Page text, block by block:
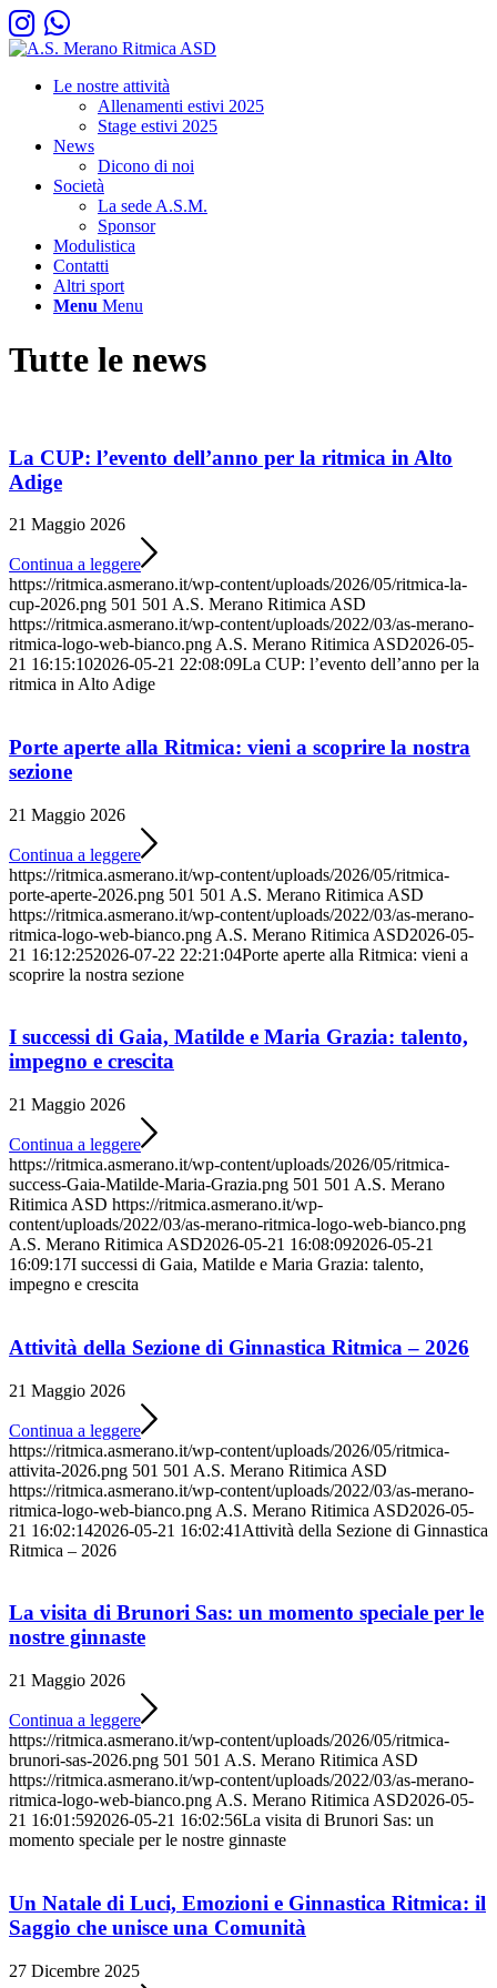
Le nostre attività
Allenamenti estivi 2025
Stage estivi 2025
News
Dicono di noi
Società
La sede A.S.M.
Sponsor
Modulistica
Contatti
Altri sport
Menu Menu
Tutte le news
La CUP: l’evento dell’anno per la ritmica in Alto
Adige
21 Maggio 2026
Continua a leggere
https://ritmica.asmerano.it/wp-content/uploads/2026/05/ritmica-la-
cup-2026.png 501 501 A.S. Merano Ritimica ASD
https://ritmica.asmerano.it/wp-content/uploads/2022/03/as-merano-
ritmica-logo-web-bianco.png A.S. Merano Ritimica ASD2026-05-
21 16:15:102026-05-21 22:08:09La CUP: l’evento dell’anno per la
ritmica in Alto Adige
Porte aperte alla Ritmica: vieni a scoprire la nostra
sezione
21 Maggio 2026
Continua a leggere
https://ritmica.asmerano.it/wp-content/uploads/2026/05/ritmica-
porte-aperte-2026.png 501 501 A.S. Merano Ritimica ASD
https://ritmica.asmerano.it/wp-content/uploads/2022/03/as-merano-
ritmica-logo-web-bianco.png A.S. Merano Ritimica ASD2026-05-
21 16:12:252026-07-22 22:21:04Porte aperte alla Ritmica: vieni a
scoprire la nostra sezione
I successi di Gaia, Matilde e Maria Grazia: talento,
impegno e crescita
21 Maggio 2026
Continua a leggere
https://ritmica.asmerano.it/wp-content/uploads/2026/05/ritmica-
success-Gaia-Matilde-Maria-Grazia.png 501 501 A.S. Merano
Ritimica ASD https://ritmica.asmerano.it/wp-
content/uploads/2022/03/as-merano-ritmica-logo-web-bianco.png
A.S. Merano Ritimica ASD2026-05-21 16:08:092026-05-21
16:09:17I successi di Gaia, Matilde e Maria Grazia: talento,
impegno e crescita
Attività della Sezione di Ginnastica Ritmica – 2026
21 Maggio 2026
Continua a leggere
https://ritmica.asmerano.it/wp-content/uploads/2026/05/ritmica-
attivita-2026.png 501 501 A.S. Merano Ritimica ASD
https://ritmica.asmerano.it/wp-content/uploads/2022/03/as-merano-
ritmica-logo-web-bianco.png A.S. Merano Ritimica ASD2026-05-
21 16:02:142026-05-21 16:02:41 Attività della Sezione di Ginnastica
Ritmica – 2026
La visita di Brunori Sas: un momento speciale per le
nostre ginnaste
21 Maggio 2026
Continua a leggere
https://ritmica.asmerano.it/wp-content/uploads/2026/05/ritmica-
brunori-sas-2026.png 501 501 A.S. Merano Ritimica ASD
https://ritmica.asmerano.it/wp-content/uploads/2022/03/as-merano-
ritmica-logo-web-bianco.png A.S. Merano Ritimica ASD2026-05-
21 16:01:592026-05-21 16:02:56La visita di Brunori Sas: un
momento speciale per le nostre ginnaste
Un Natale di Luci, Emozioni e Ginnastica Ritmica: il
Saggio che unisce una Comunità
27 Dicembre 2025